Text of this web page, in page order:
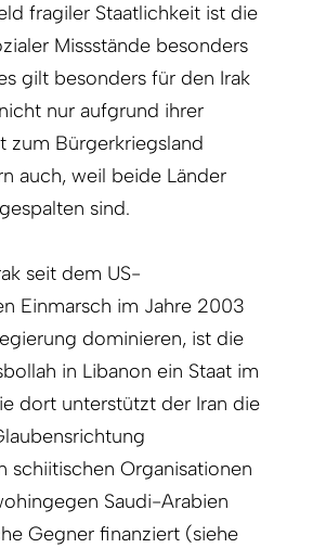
fragiler Staatlichkeit ist die
Missstände besonders
gilt besonders für den Irak
nur aufgrund ihrer
zum Bürgerkriegsland
auch, weil beide Länder
sind.
seit dem US-
Einmarsch im Jahre 2003
dominieren, ist die
in Libanon ein Staat im
dort unterstützt der Iran die
schiitischen Organisationen
Saudi-Arabien
Gegner finanziert (siehe